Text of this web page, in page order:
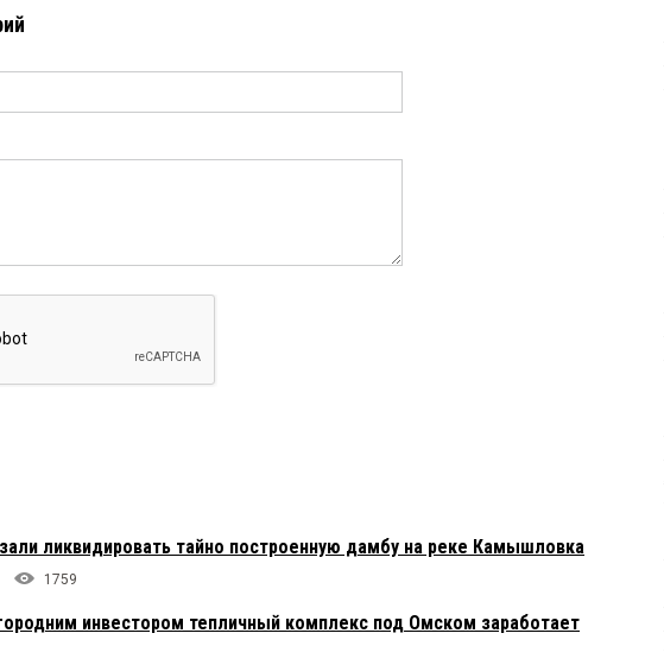
ликвидировать тайно построенную дамбу на реке Камышловка
1759
инвестором тепличный комплекс под Омском заработает